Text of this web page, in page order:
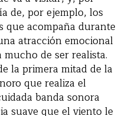
de, por ejemplo, los
que acompaña durante
atracción emocional
de ser realista.
la primera mitad de la
que realiza el
banda sonora
suave que el viento le